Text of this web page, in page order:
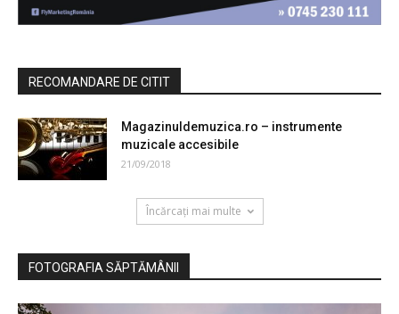
RECOMANDARE DE CITIT
Magazinuldemuzica.ro – instrumente
muzicale accesibile
21/09/2018
Încărcați mai multe
FOTOGRAFIA SĂPTĂMÂNII